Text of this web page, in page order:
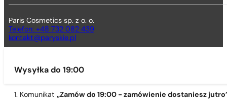
Paris Cosmetics sp. z o. o.
Telefon: +48 732 082 439
kontakt@paryskie.pl
Wysyłka do 19:00
1. Komunikat „Zamów do 19:00 - zamówienie dostaniesz